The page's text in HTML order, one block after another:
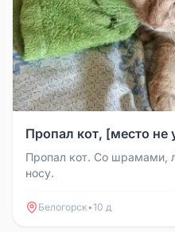
Пропал кот, [место не
Пропал кот. Со шрамами,
носу.
Белогорск•10 д